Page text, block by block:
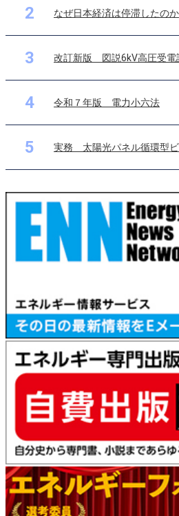
2 なぜ日本経済は停滞したのか
3 改訂新版 図説6kV高圧受電
4 令和７年版 電力小六法
5 実務 太陽光パネル循環型ビ